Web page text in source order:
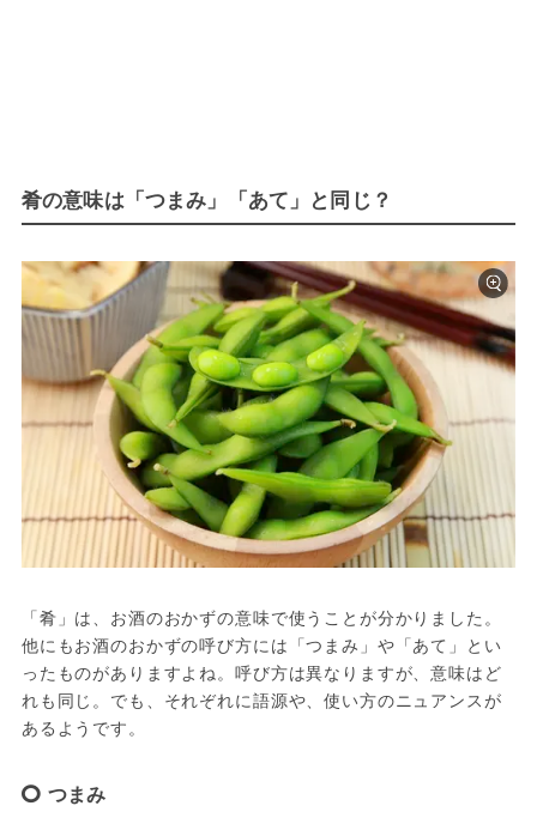
肴の意味は「つまみ」「あて」と同じ？
「肴」は、お酒のおかずの意味で使うことが分かりました。
他にもお酒のおかずの呼び方には「つまみ」や「あて」とい
ったものがありますよね。呼び方は異なりますが、意味はど
れも同じ。でも、それぞれに語源や、使い方のニュアンスが
あるようです。
つまみ